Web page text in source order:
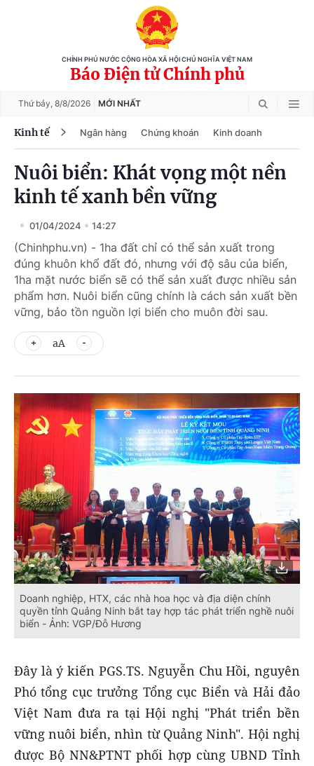
CHÍNH PHỦ NƯỚC CỘNG HÒA XÃ HỘI CHỦ NGHĨA VIỆT NAM
Báo Điện tử Chính phủ
Thứ bảy, 8/8/2026 MỚI NHẤT
Kinh tế Ngân hàng Chứng khoán Kinh doanh
Nuôi biển: Khát vọng một nền
kinh tế xanh bền vững
01/04/2024 14:27
(Chinhphu.vn) - 1ha đất chỉ có thể sản xuất trong
đúng khuôn khổ đất đó, nhưng với độ sâu của biển,
1ha mặt nước biển sẽ có thể sản xuất được nhiều sản
phẩm hơn. Nuôi biển cũng chính là cách sản xuất bền
vững, bảo tồn nguồn lợi biển cho muôn đời sau.
aA
Doanh nghiệp, HTX, các nhà hoa học và địa diện chính
quyền tỉnh Quảng Ninh bắt tay hợp tác phát triển nghề nuôi
biển - Ảnh: VGP/Đỗ Hương
Đây là ý kiến PGS.TS. Nguyễn Chu Hồi, nguyên
Phó tổng cục trưởng Tổng cục Biển và Hải đảo
Việt Nam đưa ra tại Hội nghị "Phát triển bền
vững nuôi biển, nhìn từ Quảng Ninh". Hội nghị
được Bộ NN&PTNT phối hợp cùng UBND Tỉnh